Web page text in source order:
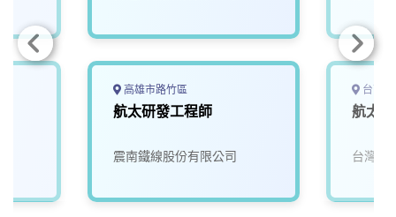
高雄市路竹區
航太研發工程師
震南鐵線股份有限公司
台南
航太
台灣穗